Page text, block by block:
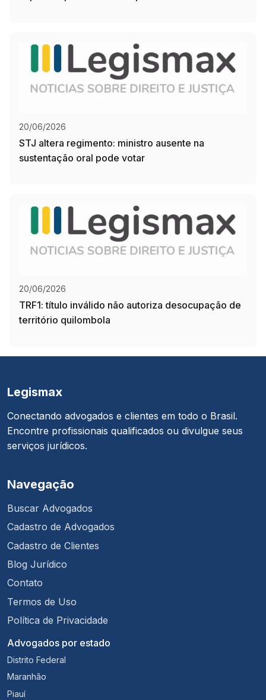
20/06/2026
STJ altera regimento: ministro ausente na
sustentação oral pode votar
20/06/2026
TRF1: título inválido não autoriza desocupação de
território quilombola
Legismax
Conectando advogados e clientes em todo o Brasil.
Encontre profissionais qualificados ou divulgue seus
serviços jurídicos.
Navegação
Buscar Advogados
Cadastro de Advogados
Cadastro de Clientes
Blog Jurídico
Contato
Termos de Uso
Política de Privacidade
Advogados por estado
Distrito Federal
Maranhão
Piauí